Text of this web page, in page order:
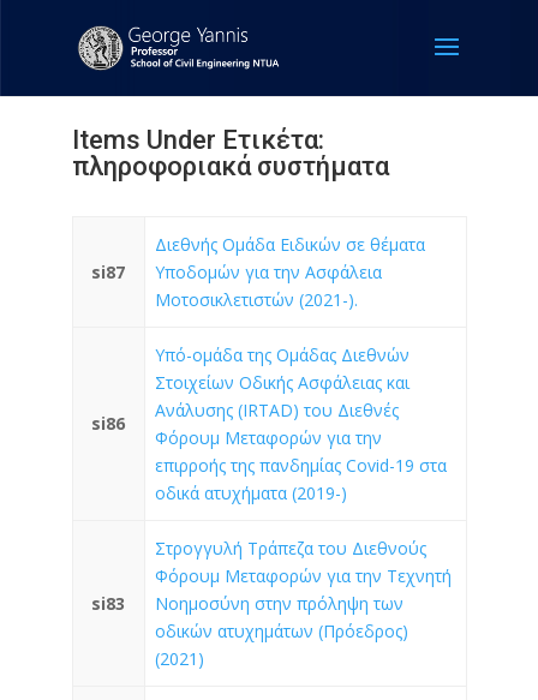
Items Under Ετικέτα:
πληροφοριακά συστήματα
si87
Διεθνής Ομάδα Ειδικών σε θέματα
Υποδομών για την Ασφάλεια
Μοτοσικλετιστών (2021-).
si86
Υπό-ομάδα της Ομάδας Διεθνών
Στοιχείων Οδικής Ασφάλειας και
Ανάλυσης (IRTAD) του Διεθνές
Φόρουμ Μεταφορών για την
επιρροής της πανδημίας Covid-19 στα
οδικά ατυχήματα (2019-)
si83
Στρογγυλή Τράπεζα του Διεθνούς
Φόρουμ Μεταφορών για την Τεχνητή
Νοημοσύνη στην πρόληψη των
οδικών ατυχημάτων (Πρόεδρος)
(2021)